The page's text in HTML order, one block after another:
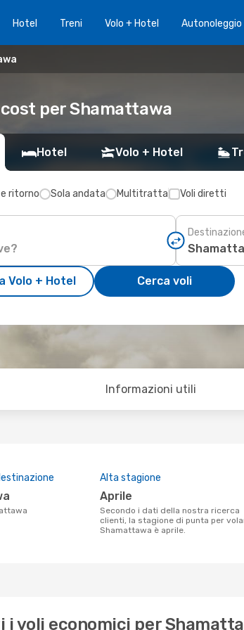
Hotel Treni Volo + Hotel Autonoleggio
per Shamattawa
Hotel Volo + Hotel
ritorno Sola andata Multitratta Voli diretti
Volo + Hotel Cerca voli
Informazioni utili
Alta stagione
aprile
Secondo i dati della nostra ricerca
clienti, la stagione di punta per
Shamattawa è aprile.
i voli economici per